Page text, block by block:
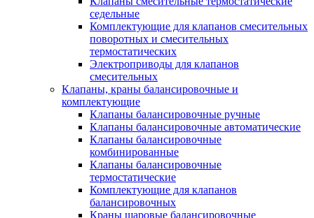
седельные
Комплектующие для клапанов смесительных
поворотных и смесительных
термостатических
Электроприводы для клапанов
смесительных
Клапаны, краны балансировочные и
комплектующие
Клапаны балансировочные ручные
Клапаны балансировочные автоматические
Клапаны балансировочные
комбинированные
Клапаны балансировочные
термостатические
Комплектующие для клапанов
балансировочных
Краны шаровые балансировочные